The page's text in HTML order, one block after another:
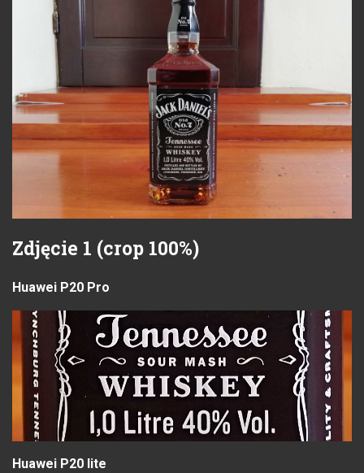
Zdjęcie 1 (crop 100%)
Huawei P20 Pro
Huawei P20 lite